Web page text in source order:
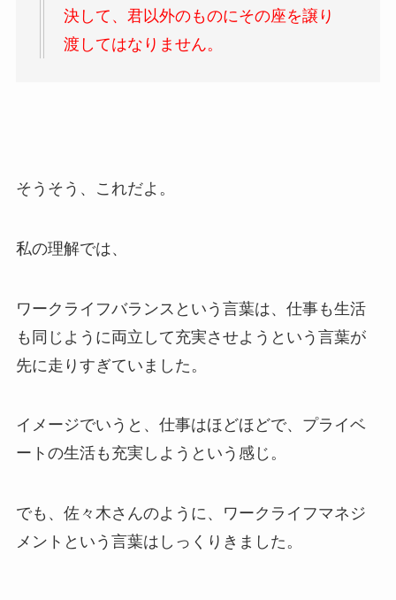
決して、君以外のものにその座を譲り
渡してはなりません。
そうそう、これだよ。
私の理解では、
ワークライフバランスという言葉は、仕事も生活
も同じように両立して充実させようという言葉が
先に走りすぎていました。
イメージでいうと、仕事はほどほどで、プライベ
ートの生活も充実しようという感じ。
でも、佐々木さんのように、ワークライフマネジ
メントという言葉はしっくりきました。